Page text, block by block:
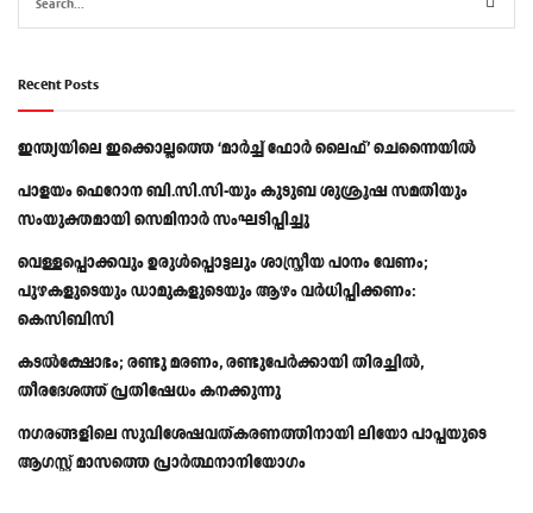
Recent Posts
ഇന്ത്യയിലെ ഇക്കൊല്ലത്തെ ‘മാർച്ച് ഫോർ ലൈഫ്’ ചെന്നൈയിൽ
പാളയം ഫെറോന ബി.സി.സി-യും കുടുബ ശുശ്രൂഷ സമതിയും
സംയുക്തമായി സെമിനാർ സംഘടിപ്പിച്ചു
വെള്ളപ്പൊക്കവും ഉരുള്‍പ്പൊട്ടലും ശാസ്ത്രീയ പഠനം വേണം;
പുഴകളുടെയും ഡാമുകളുടെയും ആഴം വര്‍ധിപ്പിക്കണം:
കെസിബിസി
കടൽക്ഷോഭം; രണ്ടു മരണം, രണ്ടുപേർക്കായി തിരച്ചിൽ,
തീരദേശത്ത് പ്രതിഷേധം കനക്കുന്നു
നഗരങ്ങളിലെ സുവിശേഷവത്കരണത്തിനായി ലിയോ പാപ്പയുടെ
ആഗസ്റ്റ് മാസത്തെ പ്രാര്‍ത്ഥനാനിയോഗം